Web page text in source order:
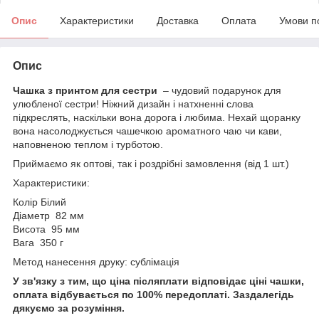
Опис Характеристики Доставка Оплата Умови
Опис
Чашка з принтом для сестри – чудовий подарунок для
улюбленої сестри! Ніжний дизайн і натхненні слова
підкреслять, наскільки вона дорога і любима. Нехай щоранку
вона насолоджується чашечкою ароматного чаю чи кави,
наповненою теплом і турботою.
Приймаємо як оптові, так і роздрібні замовлення (від 1 шт.)
Характеристики:
Колір Білий
Діаметр 82 мм
Висота 95 мм
Вага 350 г
Метод нанесення друку: сублімація
У зв'язку з тим, що ціна післяплати відповідає ціні чашки,
оплата відбувається по 100% передоплаті. Заздалегідь
дякуємо за розуміння.